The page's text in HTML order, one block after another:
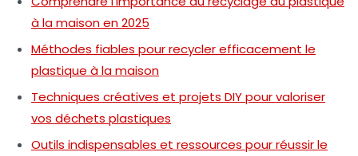
à la maison en 2025
Méthodes fiables pour recycler efficacement le
plastique à la maison
Techniques créatives et projets DIY pour valoriser
vos déchets plastiques
Outils indispensables et ressources pour réussir le